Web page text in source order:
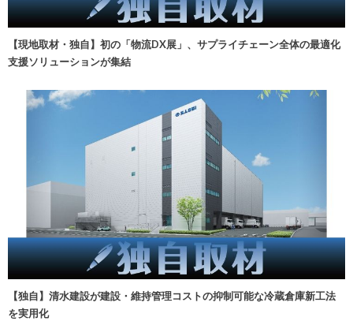
【現地取材・独自】初の「物流DX展」、サプライチェーン全体の最適化
支援ソリューションが集結
【独自】清水建設が建設・維持管理コストの抑制可能な冷蔵倉庫新工法
を実用化